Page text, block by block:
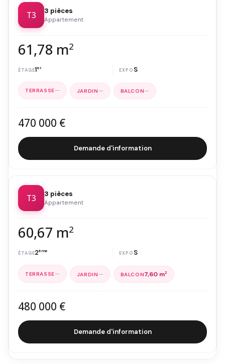
T3 3 pièces
Appartement
61,78 m2
1er S
— — —
470 000 €
Demande d'information
T3 3 pièces
Appartement
60,67 m2
2ème S
— — 7,60 m2
480 000 €
Demande d'information